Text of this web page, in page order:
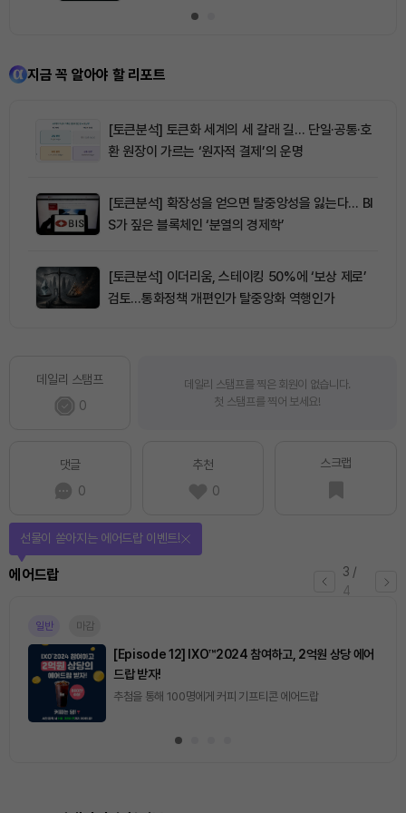
지금 꼭 알아야 할 리포트
[토큰분석] 토큰화 세계의 세 갈래 길… 단일·공통·호
환 원장이 가르는 ‘원자적 결제’의 운명
[토큰분석] 확장성을 얻으면 탈중앙성을 잃는다… BI
S가 짚은 블록체인 ‘분열의 경제학’
[토큰분석] 이더리움, 스테이킹 50%에 ‘보상 제로’
검토…통화정책 개편인가 탈중앙화 역행인가
데일리 스탬프
0
데일리 스탬프를 찍은 회원이 없습니다.
첫 스탬프를 찍어 보세요!
댓글
0
추천
0
스크랩
4 /
4
퀴즈
퀴즈풀고 선물 받자!
진행중
[토큰포스트] 기사 퀴즈 657회차
2026.08.06 (목) ~ 2026.08.07 (금)